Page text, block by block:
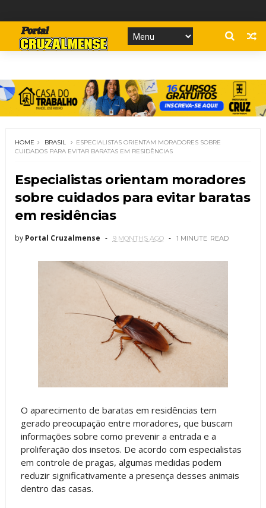
HOME BRASIL
ESPECIALISTAS ORIENTAM MORADORES SOBRE
CUIDADOS PARA EVITAR BARATAS EM RESIDÊNCIAS
Especialistas orientam moradores
sobre cuidados para evitar baratas
em residências
by Portal Cruzalmense 9 MONTHS AGO 1 MINUTE READ
O aparecimento de baratas em residências tem
gerado preocupação entre moradores, que buscam
informações sobre como prevenir a entrada e a
proliferação dos insetos. De acordo com especialistas
em controle de pragas, algumas medidas podem
reduzir significativamente a presença desses animais
dentro das casas.